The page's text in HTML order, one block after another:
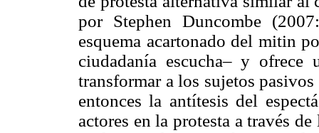
por Stephen Duncombe
esquema acartonado del mitin
ciudadanía escucha– y
transformar a los sujetos
entonces la antítesis del
actores en la protesta a través